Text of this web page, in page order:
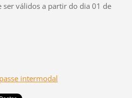
ser válidos a partir do dia 01 de
passe intermodal